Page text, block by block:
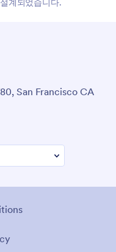
계되었습니다.
San Francisco CA